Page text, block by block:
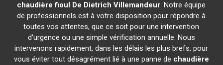
chaudière fioul De Dietrich Villemandeur. Notre équipe
de professionnels est à votre disposition pour répondre à
toutes vos attentes, que ce soit pour une intervention
d'urgence ou une simple vérification annuelle. Nous
intervenons rapidement, dans les délais les plus brefs, pour
vous éviter tout désagrément lié à une panne de chaudière